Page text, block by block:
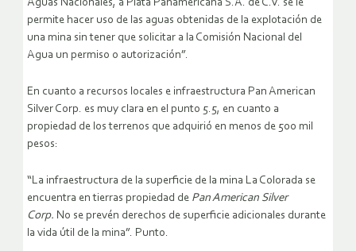
Aguas Nacionales, a Plata Panamericana S.A. de C.V. se le
permite hacer uso de las aguas obtenidas de la explotación de
una mina sin tener que solicitar a la Comisión Nacional del
Agua un permiso o autorización”.
En cuanto a recursos locales e infraestructura Pan American
Silver Corp. es muy clara en el punto 5.5, en cuanto a
propiedad de los terrenos que adquirió en menos de 500 mil
pesos:
“La infraestructura de la superficie de la mina La Colorada se
encuentra en tierras propiedad de Pan American Silver
Corp. No se prevén derechos de superficie adicionales durante
la vida útil de la mina”. Punto.